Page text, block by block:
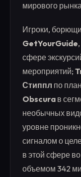
мирового
Игроки,
GetYourGuide,
сфере
мероприятий;
Стиппл по
Obscura в
необычных
уровне
сигналом о
в этой сфере
объемом 342